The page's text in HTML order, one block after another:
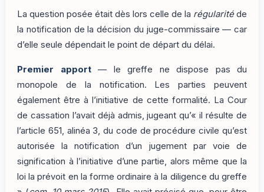
La question posée était dès lors celle de la régularitéde
la notification de la décision du juge-commissaire — car
d’elle seule dépendait le point de départ du délai.
Premier apport— le greffe ne dispose pas du
monopole de la notification. Les parties peuvent
également être à l’initiative de cette formalité. La Cour
de cassation l’avait déjà admis, jugeant qu’« il résulte de
l’article 651, alinéa 3, du code de procédure civile qu’est
autorisée la notification d’un jugement par voie de
signification à l’initiative d’une partie, alors même que la
loi la prévoit en la forme ordinaire à la diligence du greffe